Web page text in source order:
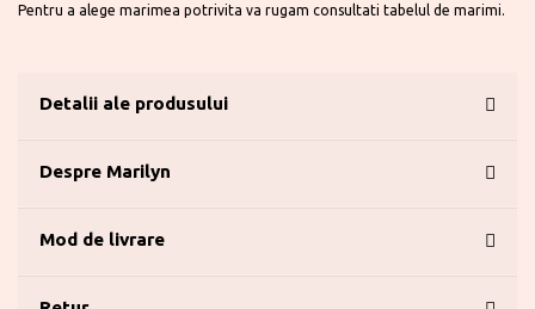
Pentru a alege marimea potrivita va rugam consultati tabelul de marimi.
Detalii ale produsului
Despre Marilyn
Mod de livrare